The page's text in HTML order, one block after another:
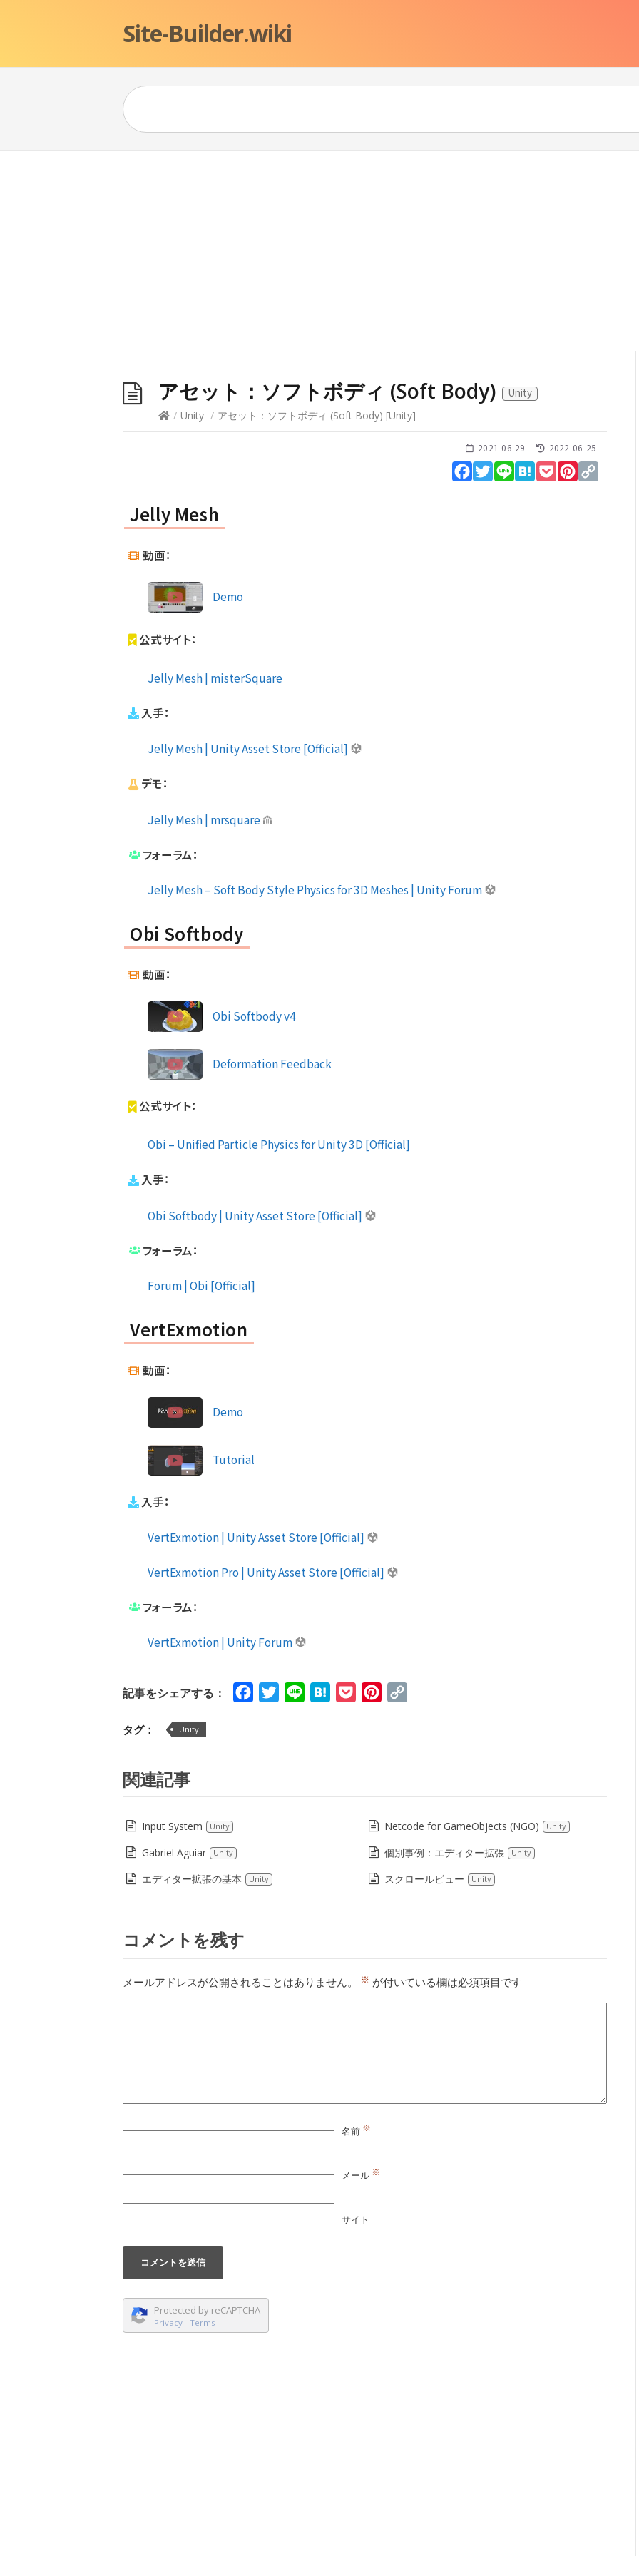
Site-Builder.wiki
アセット：ソフトボディ (Soft Body)
Unity
/ Unity / アセット：ソフトボディ (Soft Body) [Unity]
2021-06-29 2022-06-25
Facebook
Twitter
Line HatenaPocketPinterest
Jelly Mesh
動画：
Demo
公式サイト：
Jelly Mesh | misterSquare
入手：
Jelly Mesh | Unity Asset Store [Official]
デモ：
Jelly Mesh | mrsquare
フォーラム：
Jelly Mesh – Soft Body Style Physics for 3D Meshes | Unity Forum
Obi Softbody
動画：
Obi Softbody v4
Deformation Feedback
公式サイト：
Obi – Unified Particle Physics for Unity 3D [Official]
入手：
Obi Softbody | Unity Asset Store [Official]
フォーラム：
Forum | Obi [Official]
VertExmotion
動画：
Demo
Tutorial
入手：
VertExmotion | Unity Asset Store [Official]
VertExmotion Pro | Unity Asset Store [Official]
フォーラム：
VertExmotion | Unity Forum
記事をシェアする： FacebookTwitterLine HatenaPocketPinterest
タグ： Unity
関連記事
Input System Unity Netcode for GameObjects (NGO) Unity
Gabriel Aguiar Unity 個別事例：エディター拡張 Unity
エディター拡張の基本 Unity スクロールビュー Unity
コメントを残す
メールアドレスが公開されることはありません。 ※ が付いている欄は必須項目です
名前 ※
メール ※
サイト
Protected by reCAPTCHA
Privacy - Terms